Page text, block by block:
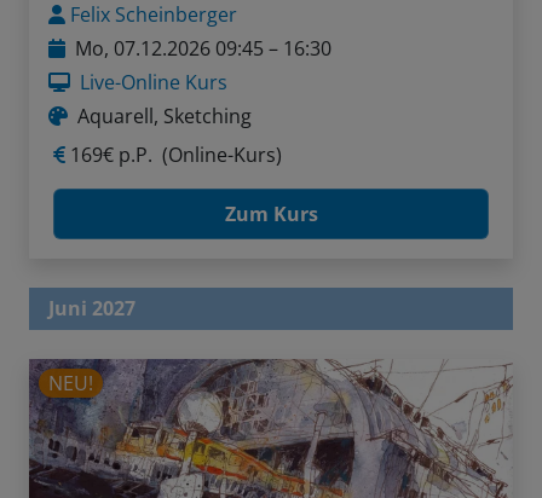
Felix Scheinberger
Mo, 07.12.2026 09:45 – 16:30
Live-Online Kurs
Aquarell, Sketching
169€ p.P. (Online-Kurs)
Zum Kurs
Juni 2027
NEU!